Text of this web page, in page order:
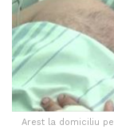
Arest la domiciliu